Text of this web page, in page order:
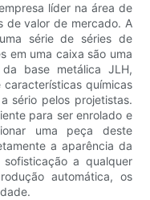
líder na área de
de valor de mercado. A
uma série de séries de
em uma caixa são uma
base metálica JLH,
químicas
sério pelos projetistas.
para ser enrolado e
uma peça deste
a aparência da
a qualquer
automática, os